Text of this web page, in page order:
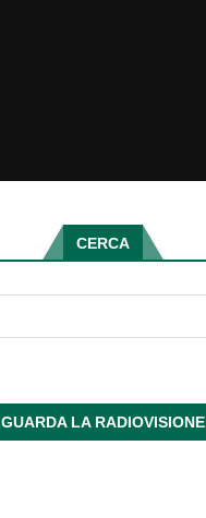
CERCA
GUARDA LA RADIOVISIONE